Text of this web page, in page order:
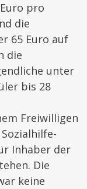
pro
die
65 Euro auf
die
unter
bis 28
Freiwilligen
Inhaber der
Die
keine